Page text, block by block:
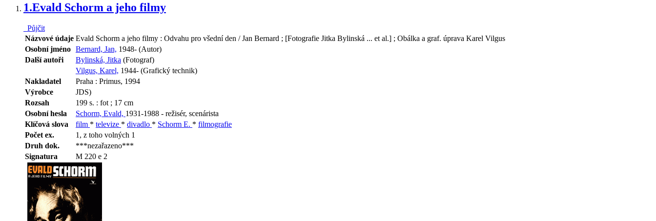
1.Evald Schorm a jeho filmy
Půjčit
Názvové údaje Evald Schorm a jeho filmy : Odvahu pro všední den / Jan Bernard ; [Fotografie Jitka Bylinská ... et al.] ; Obálka a graf. úprava Karel Vilgus
Osobní jméno Bernard, Jan, 1948- (Autor)
Další autoři
Bylinská, Jitka (Fotograf)
Vilgus, Karel, 1944- (Grafický technik)
Nakladatel
Praha : Primus, 1994
Výrobce
JDS)
Rozsah
199 s. : fot ; 17 cm
Osobní hesla
Schorm, Evald, 1931-1988 - režisér, scenárista
Klíčová slova
film * televize * divadlo * Schorm E. * filmografie
Počet ex.
1, z toho volných 1
Druh dok.
***nezařazeno***
Signatura
M 220 e 2